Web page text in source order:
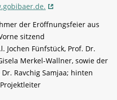
der Eröffnungsfeier aus
sitzend
Jochen Fünfstück, Prof. Dr.
Merkel-Wallner, sowie der
Ravchig Samjaa; hinten